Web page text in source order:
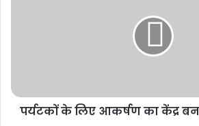
में सुधार और मंत्री के
1 week ago
कर्मचारियों व आमजन
1 week ago
पर्यटकों के लिए आकर्षण का केंद्र